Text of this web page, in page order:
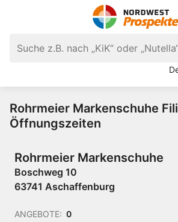
Rohrmeier Markenschuhe
Öffnungszeiten
Rohrmeier Markenschuhe
Boschweg 10
63741 Aschaffenburg
ANGEBOTE: 0